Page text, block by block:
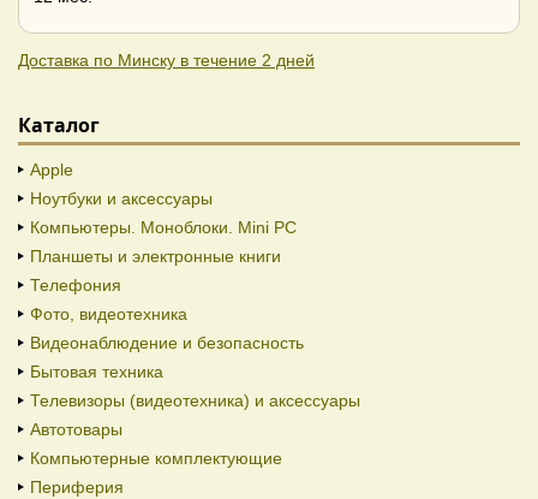
Доставка по Минску в течение 2 дней
Каталог
Apple
Ноутбуки и аксессуары
Компьютеры. Моноблоки. Mini PC
Планшеты и электронные книги
Телефония
Фото, видеотехника
Видеонаблюдение и безопасность
Бытовая техника
Телевизоры (видеотехника) и аксессуары
Автотовары
Компьютерные комплектующие
Периферия